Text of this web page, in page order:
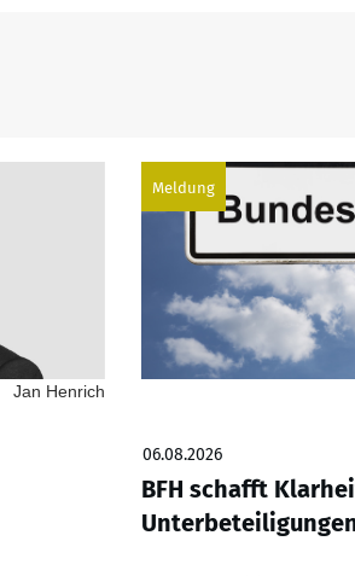
Jan Henrich
Meldung
06.08.2026
BFH schafft